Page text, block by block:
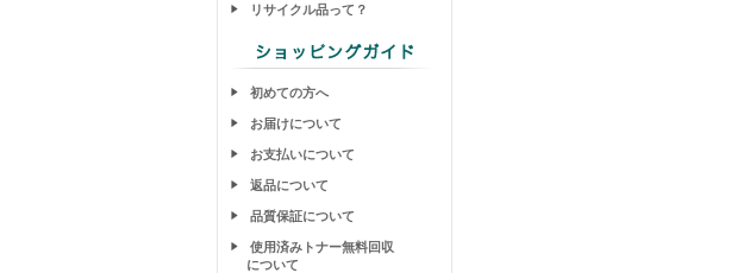
リサイクル品って？
初めての方へ
お届けについて
お支払いについて
返品について
品質保証について
使用済みトナー無料回収
について